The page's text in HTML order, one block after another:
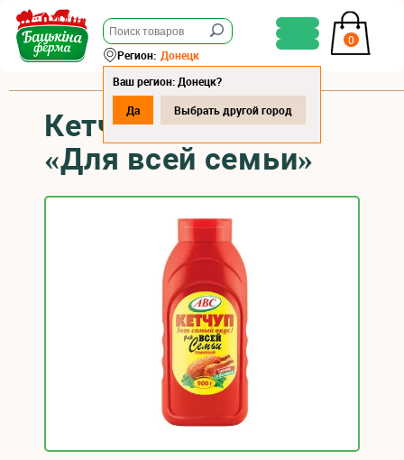
0
Регион: Донецк
Ваш регион: Донецк?
Да
Выбрать другой город
Кетчуп томатный
«Для всей семьи»